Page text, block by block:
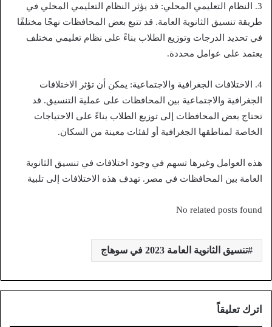
3. النظام التعليمي المحلي: قد يؤثر النظام التعليمي المحلي في
طريقة تنسيق الثانوية العامة. قد تتبع بعض المحافظات نهجًا مختلفًا
في تحديد الدرجات وتوزيع الطلاب بناءً على نظام تعليمي مختلف
يعتمد على عوامل محددة.
4. الاختلافات الجغرافية والاجتماعية: يمكن أن تؤثر الاختلافات
الجغرافية والاجتماعية بين المحافظات على عملية التنسيق. قد
تحتاج بعض المحافظات إلى توزيع الطلاب بناءً على الاحتياجات
الخاصة لمناطقها الجغرافية أو لفئات معينة من السكان.
هذه العوامل وغيرها تسهم في وجود اختلافات في تنسيق الثانوية
العامة بين المحافظات في مصر. تهدف هذه الاختلافات إلى تلبية
No related posts found
تنسيق الثانوية العامة 2023 في سوهاج
اترك تعليقاً